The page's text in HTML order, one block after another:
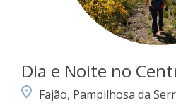
Dia e Noite no
Fajão, Pampilhosa da